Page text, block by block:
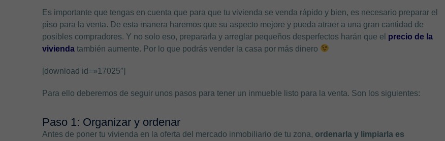
Es importante que tengas en cuenta que para que tu vivienda se venda rápido y bien, es necesario preparar el
piso para la venta. De esta manera haremos que su aspecto mejore y pueda atraer a una gran cantidad de
posibles compradores. Y no solo eso, prepararla y arreglar pequeños desperfectos harán que el precio de la
vivienda también aumente. Por lo que podrás vender la casa por más dinero
[download id=»17025″]
Para ello deberemos de seguir unos pasos para tener un inmueble listo para la venta. Son los siguientes:
Paso 1: Organizar y ordenar
Antes de poner tu vivienda en la oferta del mercado inmobiliario de tu zona, ordenarla y limpiarla es